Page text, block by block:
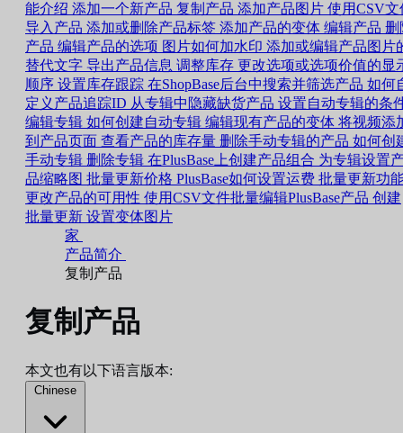
能介绍 添加一个新产品 复制产品 添加产品图片 使用CSV文
导入产品 添加或删除产品标签 添加产品的变体 编辑产品 删
产品 编辑产品的选项 图片如何加水印 添加或编辑产品图片
替代文字 导出产品信息 调整库存 更改选项或选项价值的显
顺序 设置库存跟踪 在ShopBase后台中搜索并筛选产品 如何
定义产品追踪ID 从专辑中隐藏缺货产品 设置自动专辑的条
编辑专辑 如何创建自动专辑 编辑现有产品的变体 将视频添
到产品页面 查看产品的库存量 删除手动专辑的产品 如何创
手动专辑 删除专辑 在PlusBase上创建产品组合 为专辑设置
品缩略图 批量更新价格 PlusBase如何设置运费 批量更新功
更改产品的可用性 使用CSV文件批量编辑PlusBase产品 创建
批量更新 设置变体图片
家
产品简介
复制产品
复制产品
本文也有以下语言版本:
Chinese